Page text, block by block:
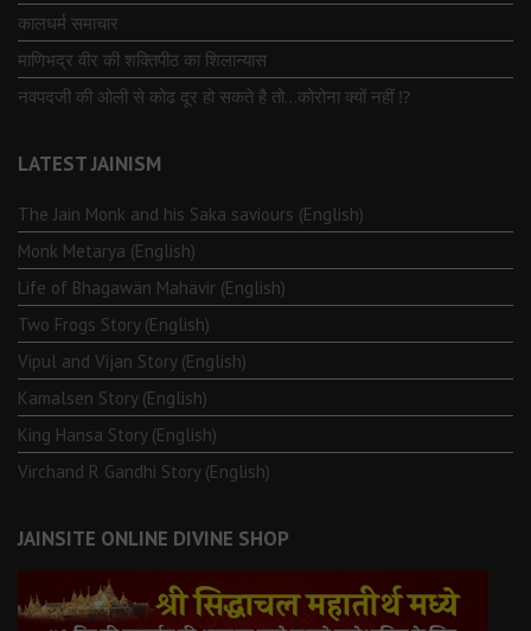
कालधर्म समाचार
माणिभद्र वीर की शक्तिपीठ का शिलान्यास
नवपदजी की ओली से कोढ दूर हो सकते है तो…कोरोना क्यों नहीं ⁉️
LATEST JAINISM
The Jain Monk and his Saka saviours (English)
Monk Metarya (English)
Life of Bhagawän Mahävir (English)
Two Frogs Story (English)
Vipul and Vijan Story (English)
Kamalsen Story (English)
King Hansa Story (English)
Virchand R Gandhi Story (English)
JAINSITE ONLINE DIVINE SHOP